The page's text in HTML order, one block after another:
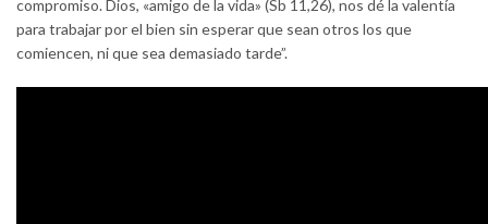
compromiso. Dios, «amigo de la vida» (Sb 11,26), nos dé la valentía
para trabajar por el bien sin esperar que sean otros los que
comiencen, ni que sea demasiado tarde”.